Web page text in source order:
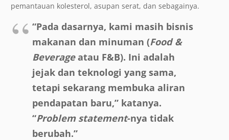
pemantauan kolesterol, asupan serat, dan sebagainya.
“Pada dasarnya, kami masih bisnis
makanan dan minuman (Food &
Beverageatau F&B). Ini adalah
jejak dan teknologi yang sama,
tetapi sekarang membuka aliran
pendapatan baru,” katanya.
“Problem statement-nya tidak
berubah.”